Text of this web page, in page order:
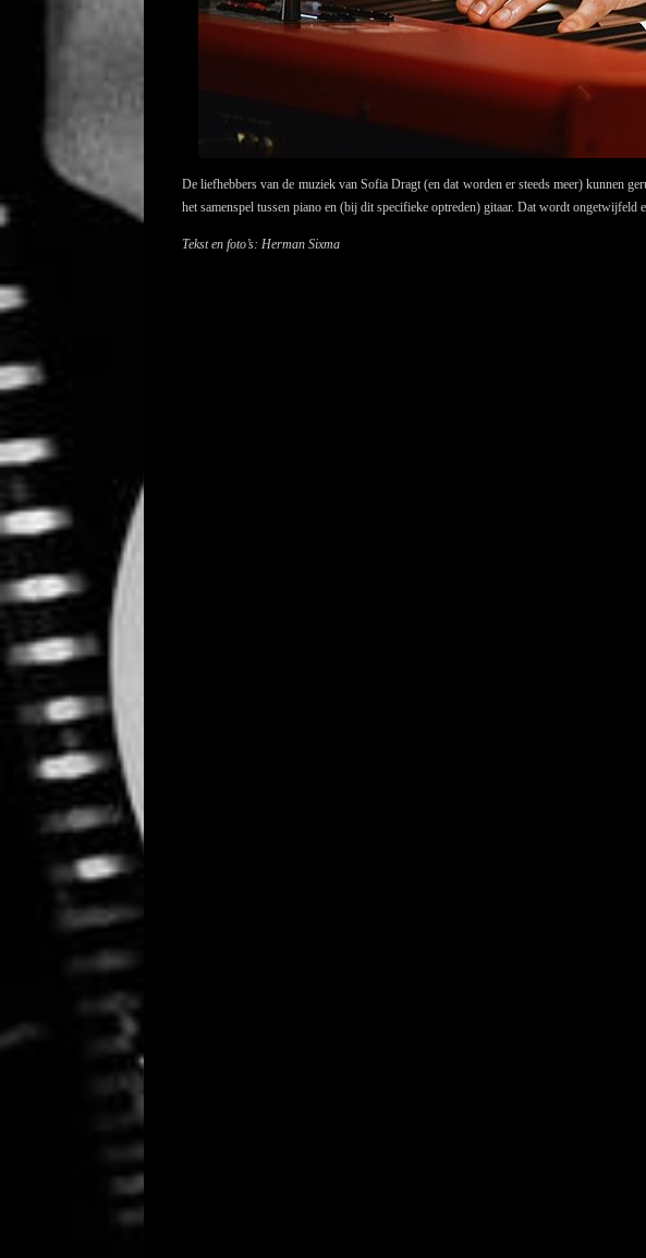
De liefhebbers van de muziek van Sofia Dragt (en dat worden er steeds meer) kunnen
het samenspel tussen piano en (bij dit specifieke optreden) gitaar. Dat wordt ongetwijfeld
Tekst en foto’s: Herman Sixma